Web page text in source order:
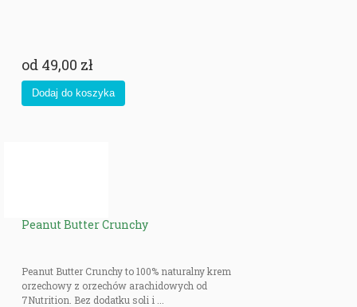
od 49,00 zł
Peanut Butter Crunchy
Peanut Butter Crunchy to 100% naturalny krem
orzechowy z orzechów arachidowych od
7Nutrition. Bez dodatku soli i ...